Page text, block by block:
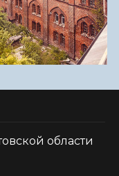
области